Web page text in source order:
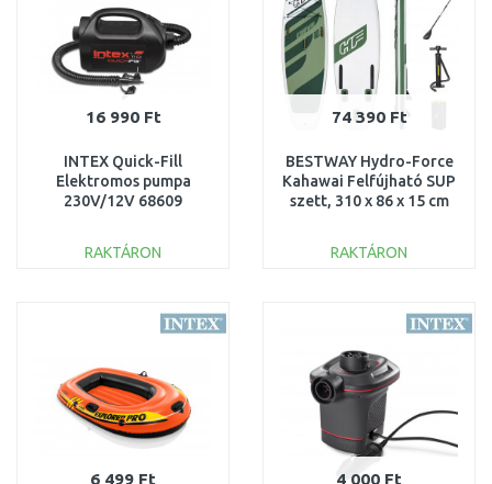
16 990 Ft
INTEX Quick-Fill
Elektromos pumpa
230V/12V 68609
RAKTÁRON
Összehasonlítás
74 390 Ft
BESTWAY Hydro-Force
Kahawai Felfújható SUP
szett, 310 x 86 x 15 cm
RAKTÁRON
Összehasonlítás
6 499 Ft 4 000 Ft